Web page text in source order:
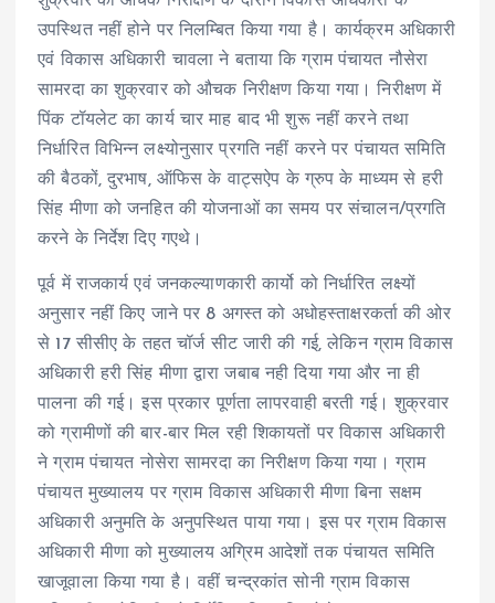
उपस्थित नहीं होने पर निलम्बित किया गया है। कार्यक्रम अधिकारी
एवं विकास अधिकारी चावला ने बताया कि ग्राम पंचायत नौसेरा
सामरदा का शुक्रवार को औचक निरीक्षण किया गया। निरीक्षण में
पिंक टॉयलेट का कार्य चार माह बाद भी शुरू नहीं करने तथा
निर्धारित विभिन्न लक्ष्योनुसार प्रगति नहीं करने पर पंचायत समिति
की बैठकों, दुरभाष, ऑफिस के वाट्सऐप के ग्रुप के माध्यम से हरी
सिंह मीणा को जनहित की योजनाओं का समय पर संचालन/प्रगति
करने के निर्देश दिए गएथे।
पूर्व में राजकार्य एवं जनकल्याणकारी कार्यो को निर्धारित लक्ष्यों
अनुसार नहीं किए जाने पर 8 अगस्त को अधोहस्ताक्षरकर्ता की ओर
से 17 सीसीए के तहत चॉर्ज सीट जारी की गई, लेकिन ग्राम विकास
अधिकारी हरी सिंह मीणा द्वारा जबाब नही दिया गया और ना ही
पालना की गई। इस प्रकार पूर्णता लापरवाही बरती गई। शुक्रवार
को ग्रामीणों की बार-बार मिल रही शिकायतों पर विकास अधिकारी
ने ग्राम पंचायत नोसेरा सामरदा का निरीक्षण किया गया। ग्राम
पंचायत मुख्यालय पर ग्राम विकास अधिकारी मीणा बिना सक्षम
अधिकारी अनुमति के अनुपस्थित पाया गया। इस पर ग्राम विकास
अधिकारी मीणा को मुख्यालय अग्रिम आदेशों तक पंचायत समिति
खाजूवाला किया गया है। वहीं चन्द्रकांत सोनी ग्राम विकास